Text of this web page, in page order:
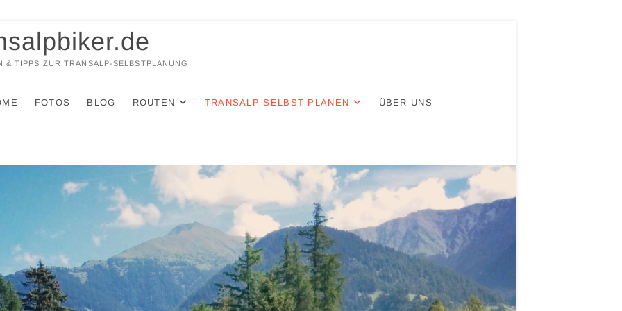
& TIPPS ZUR TRANSALP-SELBSTPLANUNG
FOTOS BLOG ROUTEN TRANSALP SELBST PLANEN ÜBER UNS